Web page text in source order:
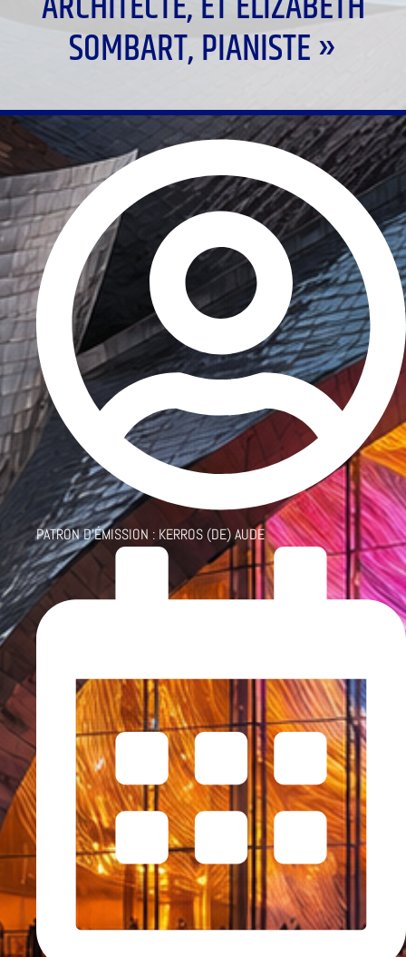
SOMBART, PIANISTE »
PATRON D'ÉMISSION : KERROS (DE) AUDE